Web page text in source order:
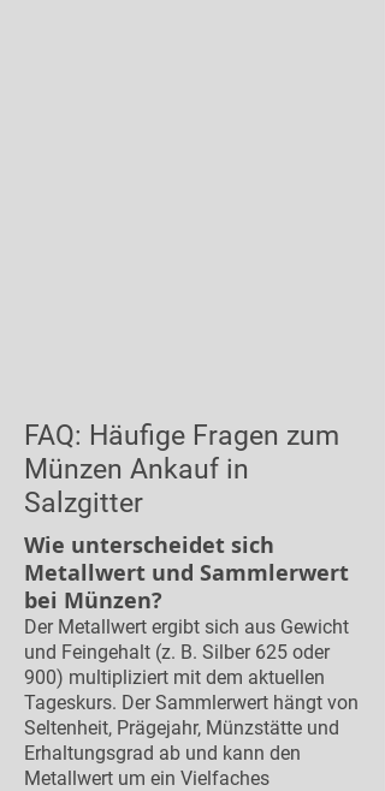
FAQ: Häufige Fragen zum
Münzen Ankauf in
Salzgitter
Wie unterscheidet sich
Metallwert und Sammlerwert
bei Münzen?
Der Metallwert ergibt sich aus Gewicht
und Feingehalt (z. B. Silber 625 oder
900) multipliziert mit dem aktuellen
Tageskurs. Der Sammlerwert hängt von
Seltenheit, Prägejahr, Münzstätte und
Erhaltungsgrad ab und kann den
Metallwert um ein Vielfaches